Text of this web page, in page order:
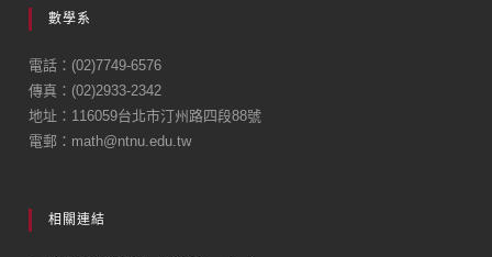
b
o
o
k
數學系
電話：(02)7749-6576
傳真：(02)2933-2342
地址：116059台北市汀州路四段88號
電郵：math@ntnu.edu.tw
相關連結